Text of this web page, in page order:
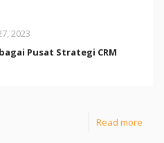
2023
Pusat Strategi CRM
Read more